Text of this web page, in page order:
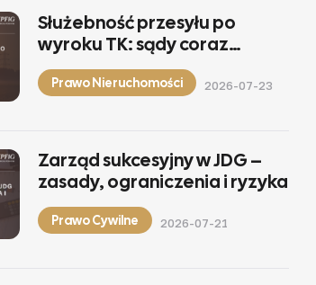
Służebność przesyłu po
wyroku TK: sądy coraz
częściej orzekają na korzyść
właścicieli
2026-07-23
Prawo Nieruchomości
Zarząd sukcesyjny w JDG –
zasady, ograniczenia i ryzyka
2026-07-21
Prawo Cywilne